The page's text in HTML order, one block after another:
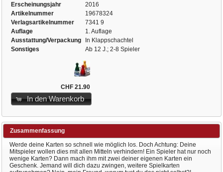
Erscheinungsjahr
2016
Artikelnummer
19678324
Verlagsartikelnummer
7341 9
Auflage
1. Auflage
Ausstattung/Verpackung
In Klappschachtel
Sonstiges
Ab 12 J.; 2-8 Spieler
CHF 21.90
In den Warenkorb
Zusammenfassung
Werde deine Karten so schnell wie möglich los. Doch Achtung: Deine
Mitspieler wollen dies mit allen Mitteln verhindern! Ein Spieler hat nur noch
wenige Karten? Dann mach ihm mit zwei deiner eigenen Karten ein
Geschenk. Jemand will dich dazu zwingen, weitere Spielkarten